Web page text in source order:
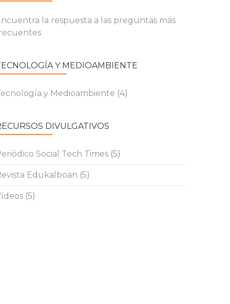
la respuesta a las preguntas más
Y MEDIOAMBIENTE
y Medioambiente (4)
DIVULGATIVOS
Social Tech Times (5)
Edukalboan (5)
(5)